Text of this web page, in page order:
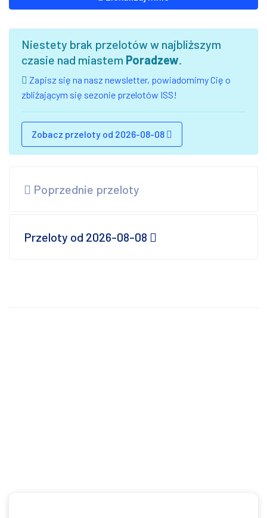
Niestety brak przelotów w najbliższym
czasie nad miastem Poradzew.
Zapisz się na nasz newsletter, powiadomimy Cię o
zbliżającym się sezonie przelotów ISS!
Zobacz przeloty od 2026-08-08
Poprzednie przeloty
Przeloty od 2026-08-08